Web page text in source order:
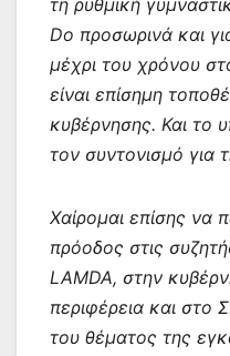
Do προσωρινά και
μέχρι του χρόνου
είναι επίσημη
κυβέρνησης. Και το
τον συντονισμό για
Χαίρομαι επίσης να
πρόοδος στις
LAMDA, στην
περιφέρεια και στο
του θέματος της